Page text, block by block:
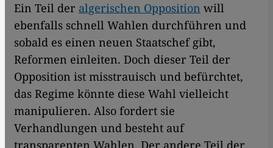
Ein Teil der algerischen Opposition will
ebenfalls schnell Wahlen durchführen und
sobald es einen neuen Staatschef gibt,
Reformen einleiten. Doch dieser Teil der
Opposition ist misstrauisch und befürchtet,
das Regime könnte diese Wahl vielleicht
manipulieren. Also fordert sie
Verhandlungen und besteht auf
transparenten Wahlen. Der andere Teil der